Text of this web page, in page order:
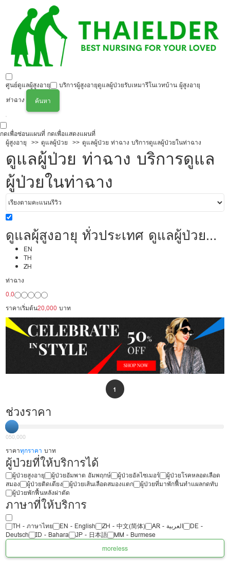
ศูนย์ดูแลผู้สูงอายุ บริการผู้สูงอายุดูแลผู้ป่วยรับเหมารีโนเวทบ้าน ผู้สูงอายุ
ท่าฉาง
ค้นหา
กดเพื่อซ่อนแผนที่ กดเพื่อแสดงแผนที่
ผู้สูงอายุ
ดูแลผู้ป่วย ดูแลผู้ป่วย ท่าฉาง บริการดูแลผู้ป่วยในท่าฉาง
ดูแลผู้ป่วย ท่าฉาง บริการดูแล
ผู้ป่วยในท่าฉาง
ดูแลผุ้สูงอายุ ทั่วประเทศ ดูแลผู้ป่วย
20,000/เดือน มืออาชีพ ได้ภาษา รับ
ต่างชาติ
EN
TH
ZH
ท่าฉาง
0.0
ราคาเริ่มต้น20,000 บาท
1
ช่วงราคา
050,000
ราคาทุกราคา บาท
ผู้ป่วยที่ให้บริการได้
ผู้ป่วยสูงอายุ ผู้ป่วยอัมพาต อัมพฤกษ์ ผู้ป่วยอัลไซเมอร์
ผู้ป่วยโรคหลอดเลือด
สมอง
ผู้ป่วยติดเตียง ผู้ป่วยเส้นเลือดสมองแตก
ผู้ป่วยที่มาพักฟื้นทำแผลกดทับ
ผู้ป่วยพักฟื้นหลังผ่าตัด
ภาษาที่ให้บริการ
TH - ‏ภาษาไทย EN - English ZH - 中文(简体) ‏AR - ‏العربية‏
DE -
Deutsch
ID - Bahara JP - 日本語
MM - Burmese
moreless